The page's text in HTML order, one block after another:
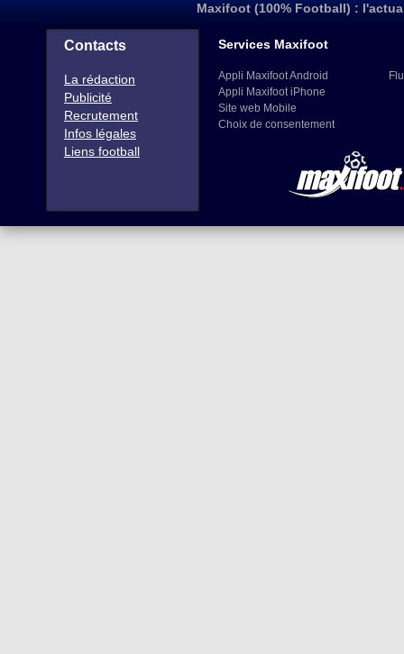
Maxifoot (100% Football) :
Contacts
La rédaction
Publicité
Recrutement
Infos légales
Liens football
Services Maxifoot
Appli Maxifoot Android
Appli Maxifoot iPhone
Site web Mobile
Choix de consentement